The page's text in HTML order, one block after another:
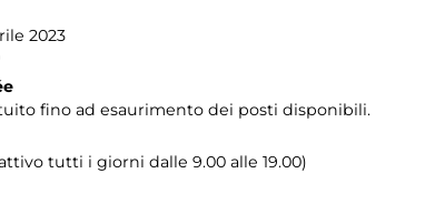
2023
fino ad esaurimento dei posti disponibili.
tutti i giorni dalle 9.00 alle 19.00)